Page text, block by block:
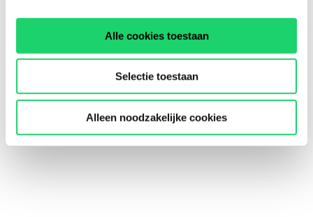
Alle cookies toestaan
Selectie toestaan
Alleen noodzakelijke cookies